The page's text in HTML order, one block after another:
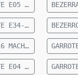
BEZERRAS - 170 KG - LOTE E05 - 41 FÊMEAS NELORE 8 A 10 MESES - 170 KG - 35 KM DE CAMAPUÃ
BEZERROS - 240 KG - LOTE E34- 36 MACHOS 1/2 SANGUE CRUZAMENTO INDUSTRIAL 9 MESES- 240 KG- 56 KM DE FIGUEIRÃO
BOI ERRADO- LOTE E36- 16 MACHOS NELORE- 18 A 20 MESES- 449 KG - 27 KM DE CAMAPUÃ
GARROTES - 302 KG - LOTE E04 - 27 MACHOS ANGUS 15 MESES - 302 KG - 60 KM DE CAMAPUÃ